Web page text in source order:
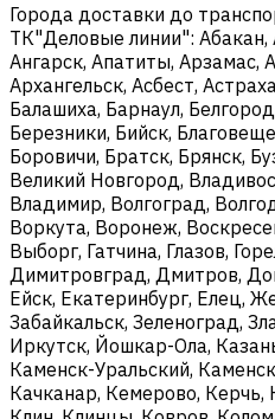
Города доставки до
ТК"Деловые линии": Абакан,
Ангарск, Апатиты, Арзамас,
Архангельск, Асбест,
Балашиха, Барнаул,
Березники, Бийск,
Боровичи, Братск, Брянск,
Великий Новгород,
Владимир, Волгоград,
Воркута, Воронеж,
Выборг, Гатчина, Глазов,
Димитровград, Дмитров,
Ейск, Екатеринбург, Елец,
Забайкальск, Зеленоград,
Иркутск, Йошкар-Ола,
Каменск-Уральский,
Качканар, Кемерово,